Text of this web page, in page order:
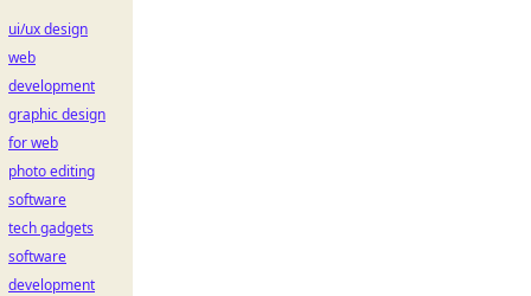
ui/ux design
web
development
graphic design
for web
photo editing
software
tech gadgets
software
development